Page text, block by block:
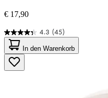
€ 17,90
4.3 (45)
4.3
von
5
Sternen.
45
In den Warenkorb